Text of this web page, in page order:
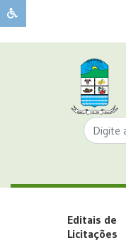
Sobre
Sobre
Editais de
Licitações